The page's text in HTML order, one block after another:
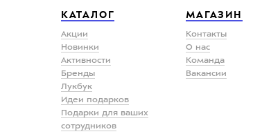
КАТАЛОГ
Акции
Новинки
Активности
Бренды
Лукбук
Идеи подарков
Подарки для ваших
сотрудников
МАГАЗИН
Контакты
О нас
Команда
Вакансии